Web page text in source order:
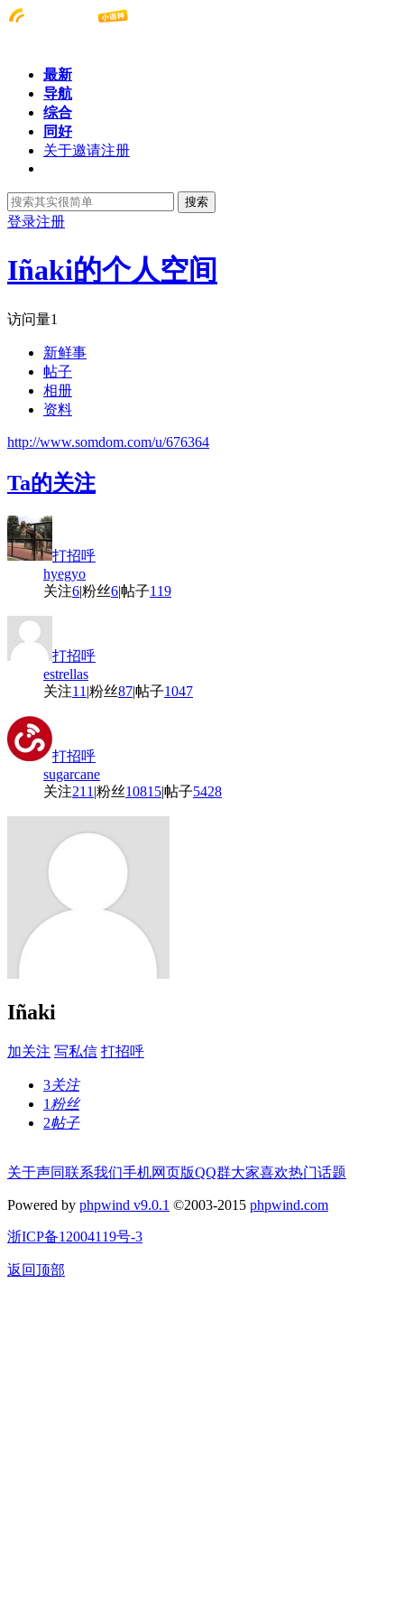
最新
导航
综合
同好
关于邀请注册
搜索
登录注册
Iñaki的个人空间
访问量1
新鲜事
帖子
相册
资料
http://www.somdom.com/u/676364
Ta的关注
打招呼
hyegyo
关注6|粉丝6|帖子119
打招呼
estrellas
关注11 |粉丝87|帖子1047
打招呼
sugarcane
关注211 |粉丝10815|帖子5428
Iñaki
加关注 写私信 打招呼
3关注
1 粉丝
2帖子
关于声同联系我们手机网页版QQ群大家喜欢热门话题
Powered by phpwind v9.0.1 ©2003-2015 phpwind.com
浙ICP备12004119号-3
返回顶部